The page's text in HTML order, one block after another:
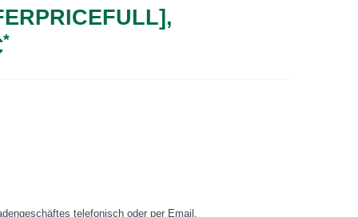
*
telefonisch oder per Email.